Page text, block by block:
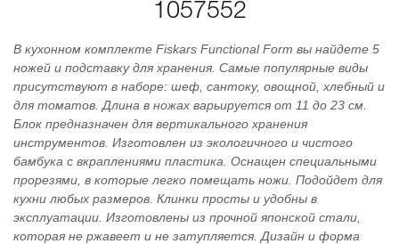
1057552
В кухонном комплекте Fiskars Functional Form вы найдете 5
ножей и подставку для хранения. Самые популярные виды
присутствуют в наборе: шеф, сантоку, овощной, хлебный и
для томатов. Длина в ножах варьируется от 11 до 23 см.
Блок предназначен для вертикального хранения
инструментов. Изготовлен из экологичного и чистого
бамбука с вкраплениями пластика. Оснащен специальными
прорезями, в которые легко помещать ножи. Подойдет для
кухни любых размеров. Клинки просты и удобны в
эксплуатации. Изготовлены из прочной японской стали,
которая не ржавеет и не затупляется. Дизайн и форма